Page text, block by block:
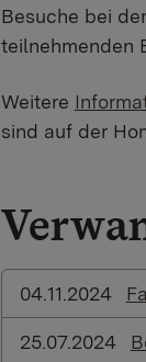
Besuche bei
teilnehmenden
Weitere
sind auf der
04.11.2024
25.07.2024